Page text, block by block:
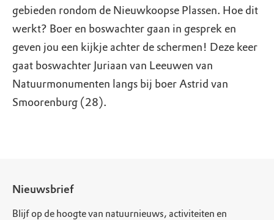
gebieden rondom de Nieuwkoopse Plassen. Hoe dit
werkt? Boer en boswachter gaan in gesprek en
geven jou een kijkje achter de schermen! Deze keer
gaat boswachter Juriaan van Leeuwen van
Natuurmonumenten langs bij boer Astrid van
Smoorenburg (28).
Nieuwsbrief
Blijf op de hoogte van natuurnieuws, activiteiten en